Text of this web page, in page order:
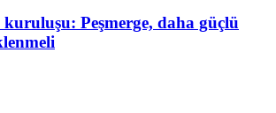
Peşmerge, daha güçlü